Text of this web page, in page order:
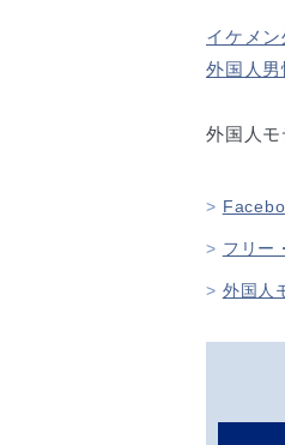
イケメ
外国人
外国人モ
フリー
外国人